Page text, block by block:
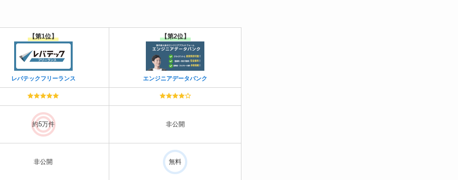
【第1位】
レバテックフリーランス
【第2位】
エンジニアデータバンク
約5万件 非公開
非公開 無料